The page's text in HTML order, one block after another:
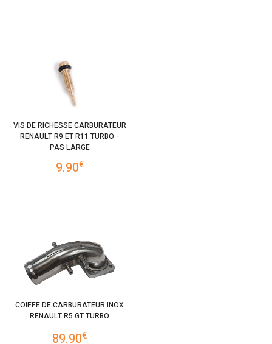
VIS DE RICHESSE CARBURATEUR
RENAULT R9 ET R11 TURBO -
PAS LARGE
9.90€
COIFFE DE CARBURATEUR INOX
RENAULT R5 GT TURBO
89.90€